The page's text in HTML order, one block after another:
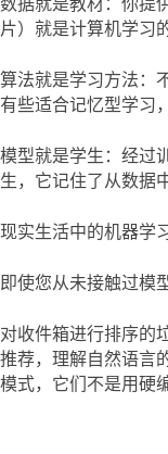
片）就是计算机学习
算法就是学习方法：
有些适合记忆型学习
模型就是学生：经过
生，它记住了从数据
现实生活中的机器学
即使您从未接触过模
对收件箱进行排序的
推荐，理解自然语言
模式，它们不是用硬